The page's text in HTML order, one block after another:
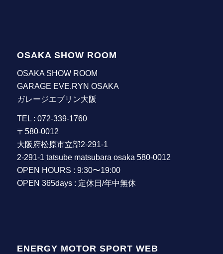
OSAKA SHOW ROOM
OSAKA SHOW ROOM
GARAGE EVE.RYN OSAKA
ガレージエブリン大阪
TEL : 072-339-1760
〒580-0012
大阪府松原市立部2-291-1
2-291-1 tatsube matsubara osaka 580-0012
OPEN HOURS : 9:30〜19:00
OPEN 365days : 定休日/年中無休
ENERGY MOTOR SPORT WEB